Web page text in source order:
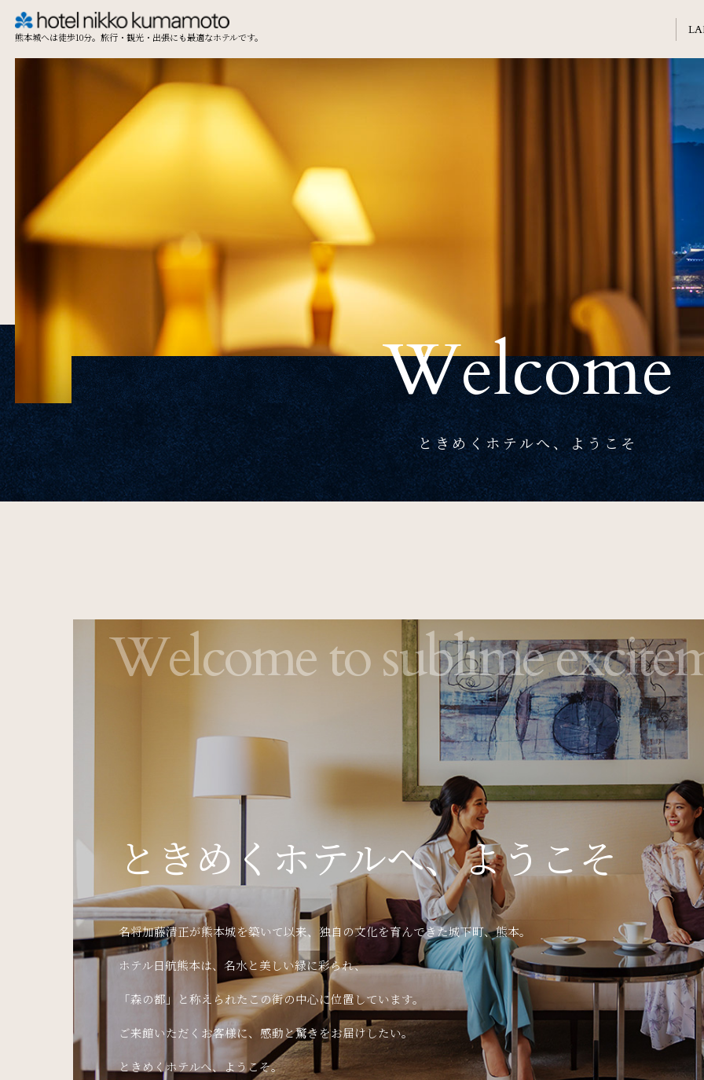
熊本城へは徒歩10分。旅行・観光・出張にも最適なホテルです。
TOP
Restaurant & Lounge
Access
One Harmony
会員プログラム「One Harmony」
News
お知らせ
SDGs
SDGsへの取り組み
Recruit
採用情報
サイトマップ 会社概要 フロアガイド プレスリリース パンフレット 個人情報保護方針 サイトポリシー
Welcome
ときめくホテルへ、ようこそ
Welcome to sublime
ときめくホテルへ、ようこそ
名将加藤清正が熊本城を築いて以来、独自の文化を育んできた城下町、熊本。
ホテル日航熊本は、名水と美しい緑に彩られ、
「森の都」と称えられたこの街の中心に位置しています。
ご来館いただくお客様に、感動と驚きをお届けしたい。
ときめくホテルへ、ようこそ。